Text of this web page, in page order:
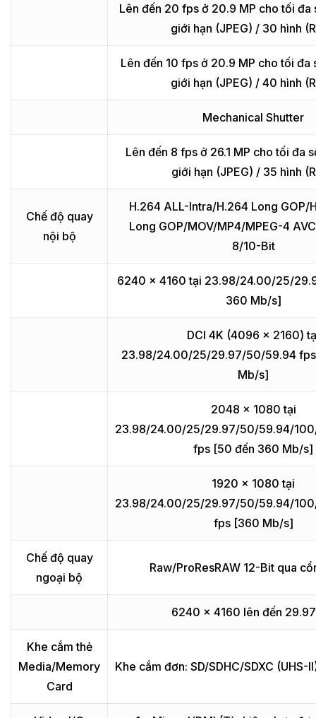
Lên đến 20 fps ở 20.9 MP cho tối đa
giới hạn (JPEG) / 30 hình
Lên đến 10 fps ở 20.9 MP cho tối đa
giới hạn (JPEG) / 40 hình
Mechanical Shutter
Lên đến 8 fps ở 26.1 MP cho tối đa
giới hạn (JPEG) / 35 hình
Chế độ quay
nội bộ
H.264 ALL-Intra/H.264 Long GOP/
Long GOP/MOV/MP4/MPEG-4
8/10-Bit
6240 x 4160 tại 23.98/24.00/25/
360 Mb/s]
DCI 4K (4096 x 2160)
23.98/24.00/25/29.97/50/59.94
Mb/s]
2048 x 1080 tại
23.98/24.00/25/29.97/50/59.94/
fps [50 đến 360 Mb/s]
1920 x 1080 tại
23.98/24.00/25/29.97/50/59.94/
fps [360 Mb/s]
Chế độ quay
ngoại bộ
Raw/ProResRAW 12-Bit qua
6240 x 4160 lên đến
Khe cắm thẻ
Media/Memory
Card
Khe cắm đơn: SD/SDHC/SDXC